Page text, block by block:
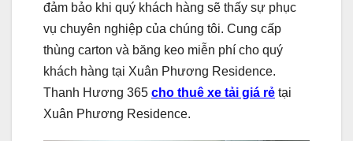
đảm bảo khi quý khách hàng sẽ thấy sự phục
vụ chuyên nghiệp của chúng tôi. Cung cấp
thùng carton và băng keo miễn phí cho quý
khách hàng tại Xuân Phương Residence.
Thanh Hương 365 cho thuê xe tải giá rẻ tại
Xuân Phương Residence.